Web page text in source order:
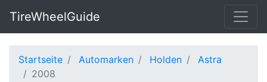
TireWheelGuide
Startseite Automarken Holden
Astra
2008